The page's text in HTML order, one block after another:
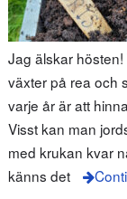
Jag älskar
växter på rea och
varje år är att
Visst kan man
med krukan kvar
känns det